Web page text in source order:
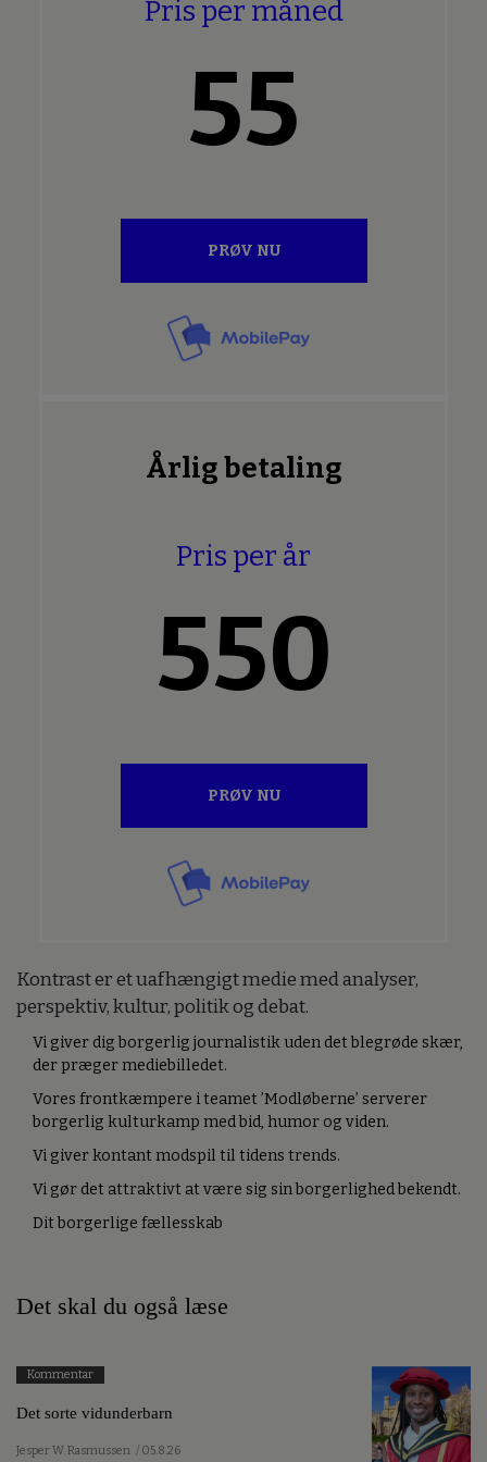
Pris per måned
55
PRØV NU
Årlig betaling
Pris per år
550
PRØV NU
Kontrast er et uafhængigt medie med analyser,
perspektiv, kultur, politik og debat.
Vi giver dig borgerlig journalistik uden det blegrøde skær,
der præger mediebilledet.
Vores frontkæmpere i teamet ’Modløberne’ serverer
borgerlig kulturkamp med bid, humor og viden.
Vi giver kontant modspil til tidens trends.
Vi gør det attraktivt at være sig sin borgerlighed bekendt.
Dit borgerlige fællesskab
Det skal du også læse
Kommentar
Det sorte vidunderbarn
Jesper W. Rasmussen / 05.8.26